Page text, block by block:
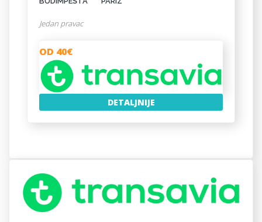
Jedan pravac
OD 40€
DETALJNIJE